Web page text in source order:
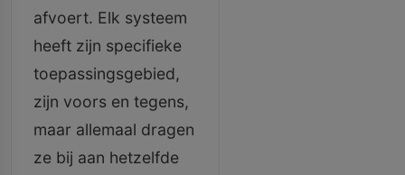
afvoert. Elk systeem
heeft zijn specifieke
toepassingsgebied,
zijn voors en tegens,
maar allemaal dragen
ze bij aan hetzelfde